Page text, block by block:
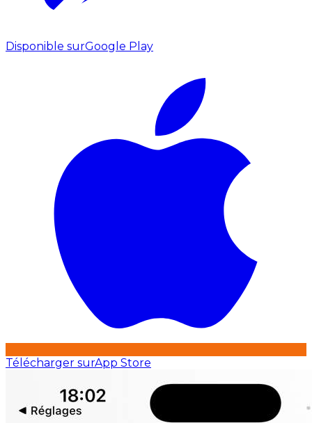
Disponible surGoogle Play
Télécharger surApp Store